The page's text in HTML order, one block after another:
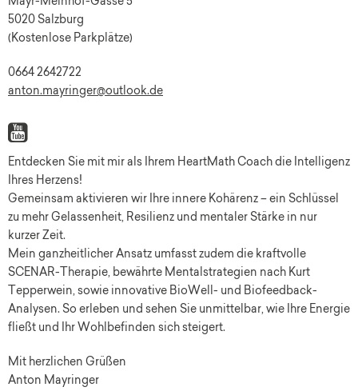
5020 Salzburg
(Kostenlose Parkplätze)
0664 2642722
anton.mayringer@outlook.de
Entdecken Sie mit mir als Ihrem HeartMath Coach die Intelligenz
Ihres Herzens!
Gemeinsam aktivieren wir Ihre innere Kohärenz – ein Schlüssel
zu mehr Gelassenheit, Resilienz und mentaler Stärke in nur
kurzer Zeit.
Mein ganzheitlicher Ansatz umfasst zudem die kraftvolle
SCENAR-Therapie, bewährte Mentalstrategien nach Kurt
Tepperwein, sowie innovative BioWell- und Biofeedback-
Analysen. So erleben und sehen Sie unmittelbar, wie Ihre Energie
fließt und Ihr Wohlbefinden sich steigert.
Mit herzlichen Grüßen
Anton Mayringer